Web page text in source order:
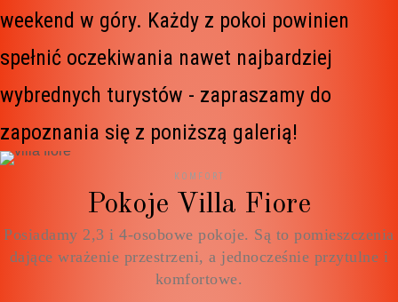
weekend w góry. Każdy z pokoi powinien
spełnić oczekiwania nawet najbardziej
wybrednych turystów - zapraszamy do
zapoznania się z poniższą galerią!
KOMFORT
Pokoje Villa Fiore
Posiadamy 2,3 i 4-osobowe pokoje. Są to pomieszczenia
dające wrażenie przestrzeni, a jednocześnie przytulne i
komfortowe.